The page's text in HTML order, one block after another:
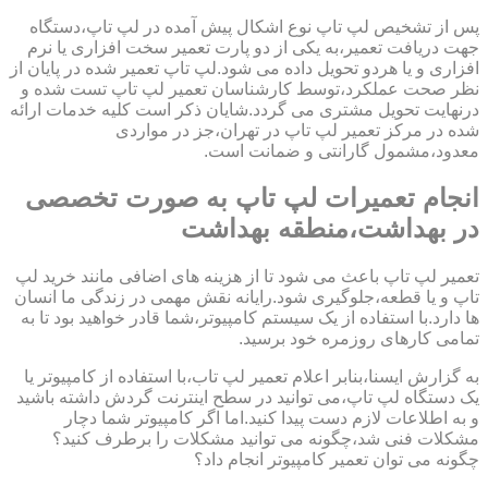
پس از تشخیص لپ تاپ نوع اشکال پیش آمده در لپ تاپ،دستگاه
جهت دریافت تعمیر،به یکی از دو پارت تعمیر سخت افزاری یا نرم
افزاری و یا هردو تحویل داده می شود.لپ تاپ تعمیر شده در پایان از
نظر صحت عملکرد،توسط کارشناسان تعمیر لپ تاپ تست شده و
درنهایت تحویل مشتری می گردد.شایان ذکر است کلیه خدمات ارائه
شده در مرکز تعمیر لپ تاپ در تهران،جز در مواردی
معدود،مشمول گارانتی و ضمانت است.
انجام تعمیرات لپ تاپ به صورت تخصصی
در بهداشت،منطقه بهداشت
تعمیر لپ تاپ باعث می شود تا از هزینه های اضافی مانند خرید لپ
تاپ و یا قطعه،جلوگیری شود.رایانه نقش مهمی در زندگی ما انسان
ها دارد.با استفاده از یک سیستم کامپیوتر،شما قادر خواهید بود تا به
تمامی کارهای روزمره خود برسید.
به گزارش ایسنا،بنابر اعلام تعمیر لپ تاب،با استفاده از کامپیوتر یا
یک دستگاه لپ تاپ،می توانید در سطح اینترنت گردش داشته باشید
و به اطلاعات لازم دست پیدا کنید.اما اگر کامپیوتر شما دچار
مشکلات فنی شد،چگونه می توانید مشکلات را برطرف کنید؟
چگونه می توان تعمیر کامپیوتر انجام داد؟